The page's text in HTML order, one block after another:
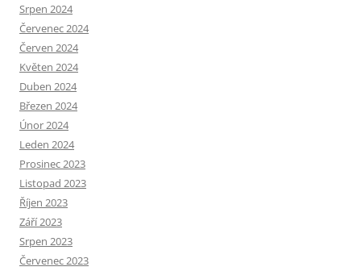
Srpen 2024
Červenec 2024
Červen 2024
Květen 2024
Duben 2024
Březen 2024
Únor 2024
Leden 2024
Prosinec 2023
Listopad 2023
Říjen 2023
Září 2023
Srpen 2023
Červenec 2023